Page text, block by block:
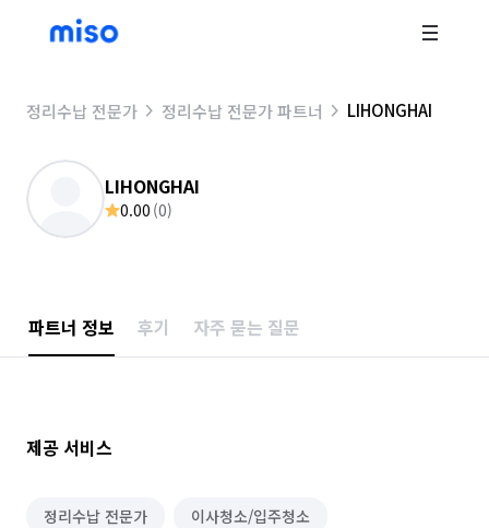
정리수납 전문가 정리수납 전문가 파트너 LIHONGHAI
LIHONGHAI
0.00 (0)
파트너 정보 후기 자주 묻는 질문
제공 서비스
정리수납 전문가 이사청소/입주청소